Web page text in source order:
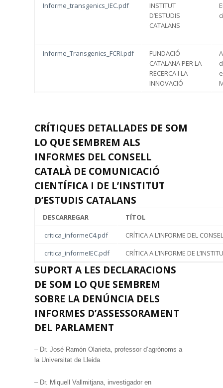
Informe_transgenics_IEC.pdf
INSTITUT
D’ESTUDIS
CATALANS
Informe_Transgenics_FCRI.pdf
FUNDACIÓ
CATALANA PER LA
RECERCA I LA
INNOVACIÓ
CRÍTIQUES DETALLADES DE SOM
LO QUE SEMBREM ALS
INFORMES DEL CONSELL
CATALÀ DE COMUNICACIÓ
CIENTÍFICA I DE L’INSTITUT
D’ESTUDIS CATALANS
DESCARREGAR
TÍTOL
critica_informeC4.pdf
CRÍTICA A L’INFORME DEL
critica_informeIEC.pdf
CRÍTICA A L’INFORME DE
SUPORT A LES DECLARACIONS
DE SOM LO QUE SEMBREM
SOBRE LA DENÚNCIA DELS
INFORMES D’ASSESSORAMENT
DEL PARLAMENT
– Dr. José Ramón Olarieta, professor d’agrònoms a
la Universitat de Lleida
– Dr. Miquell Vallmitjana, investigador en